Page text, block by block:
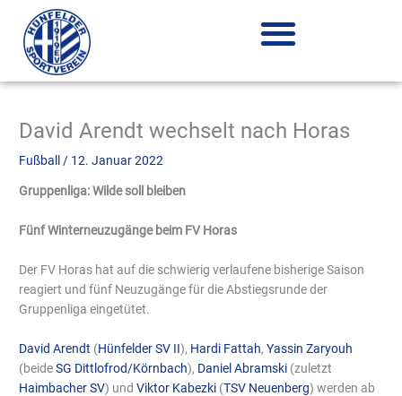
Inhalt
springen
David Arendt wechselt nach Horas
Fußball / 12. Januar 2022
Gruppenliga: Wilde soll bleiben
Fünf Winterneuzugänge beim FV Horas
Der FV Horas hat auf die schwierig verlaufene bisherige Saison
reagiert und fünf Neuzugänge für die Abstiegsrunde der
Gruppenliga eingetütet.
David Arendt (Hünfelder SV II), Hardi Fattah,Yassin Zaryouh
(beideSG Dittlofrod/Körnbach), Daniel Abramski (zuletzt
Haimbacher SV) undViktor Kabezki (TSV Neuenberg) werden ab